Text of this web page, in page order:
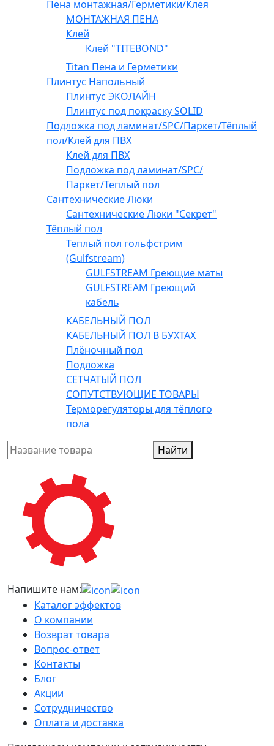
Пена монтажная/Герметики/Клея
МОНТАЖНАЯ ПЕНА
Клей
Клей "TITEBOND"
Titan Пена и Герметики
Плинтус Напольный
Плинтус ЭКОЛАЙН
Плинтус под покраску SOLID
Подложка под ламинат/SPC/Паркет/Тёплый
пол/Клей для ПВХ
Клей для ПВХ
Подложка под ламинат/SPC/
Паркет/Теплый пол
Сантехнические Люки
Сантехнические Люки "Секрет"
Тёплый пол
Теплый пол гольфстрим
(Gulfstream)
GULFSTREAM Греющие маты
GULFSTREAM Греющий
кабель
КАБЕЛЬНЫЙ ПОЛ
КАБЕЛЬНЫЙ ПОЛ В БУХТАХ
Плёночный пол
Подложка
СЕТЧАТЫЙ ПОЛ
СОПУТСТВУЮЩИЕ ТОВАРЫ
Терморегуляторы для тёплого
пола
Найти
Напишите нам:
Каталог эффектов
О компании
Возврат товара
Вопрос-ответ
Контакты
Блог
Акции
Сотрудничество
Оплата и доставка